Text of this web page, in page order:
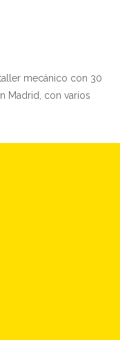
mecánico con 30
Madrid, con varios